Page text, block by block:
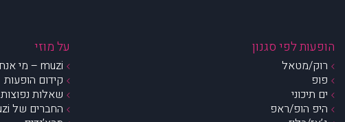
הופעות לפי סגנון
רוק/מטאל
פופ
ים תיכוני
היפ הופ/ראפ
על מוזי
muzi – מי אנחנו?
קידום הופעות
שאלות נפוצות
החברים של muzi